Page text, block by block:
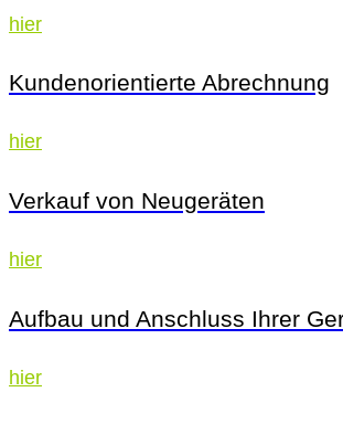
hier
Kundenorientierte Abrechnung
hier
Verkauf von Neugeräten
hier
Aufbau und Anschluss Ihrer
hier